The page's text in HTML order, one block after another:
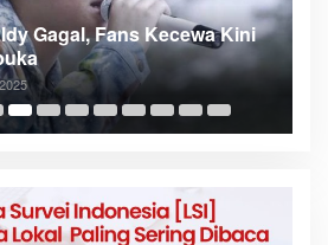
Gagal, Fans Kecewa Kini